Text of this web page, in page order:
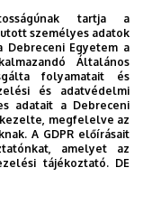
Iroda (4032
tartja a
személyes adatok
Egyetem a
Általános
folyamatait és
és adatvédelmi
adatait a Debreceni
megfelelve az
A GDPR előírásait
amelyet az
tájékoztató. DE